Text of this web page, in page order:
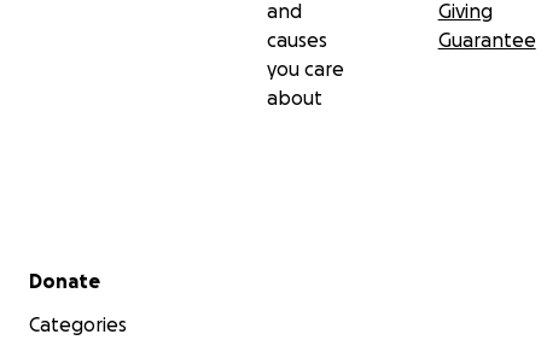
para mis estudios. ¡Cualquier cantidad es más que
and
causes
you care
about
Giving
Guarantee
Secondary menu
Donate
Categories